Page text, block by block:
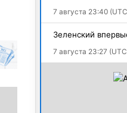
7 августа 23:40
Зеленский
7 августа 23:27